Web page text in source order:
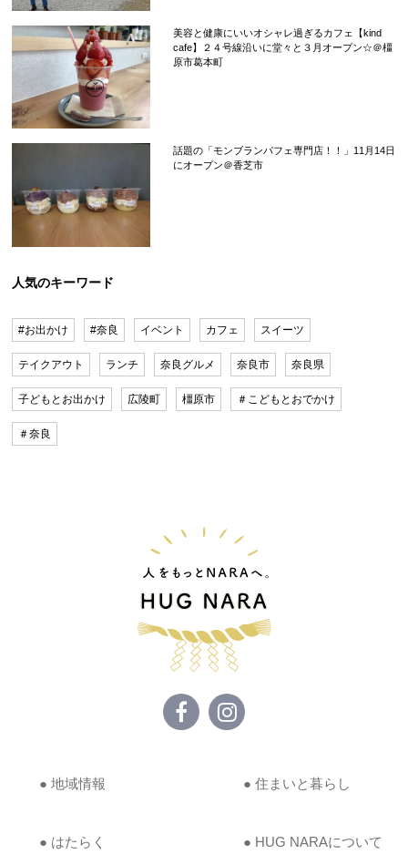
美容と健康にいいオシャレ過ぎるカフェ【kind
cafe】２４号線沿いに堂々と３月オープン☆＠橿
原市葛本町
話題の「モンブランパフェ専門店！！」11月14日
にオープン＠香芝市
人気のキーワード
#お出かけ #奈良 イベント カフェ スイーツ
テイクアウト ランチ 奈良グルメ 奈良市 奈良県
子どもとお出かけ 広陵町 橿原市 ＃こどもとおでかけ
＃奈良
● 地域情報 ● 住まいと暮らし
● はたらく ● HUG NARAについて